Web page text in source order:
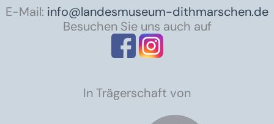
E-Mail: info@landesmuseum-dithmarschen.de
Besuchen Sie uns auch auf
In Trägerschaft von